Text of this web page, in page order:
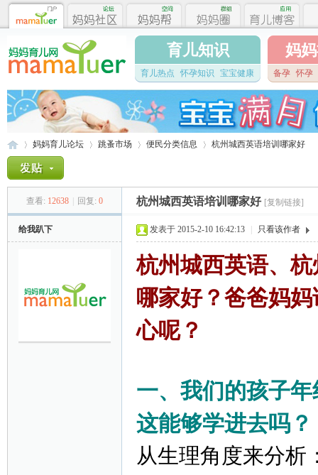
育儿知识
育儿热点 怀孕知识 宝宝健康
妈
备孕 怀孕
妈妈育儿论坛
›
跳蚤市场 便民分类信息
›
杭州城西英语培训哪家好
查看: 12638 回复: 0 杭州城西英语培训哪家好 [复制链接]
给我趴下 发表于 2015-2-10 16:42:13 只看该作者
杭州城西英语、
哪家好？爸爸妈
心呢？
一、我们的孩子
这能够学进去吗？
从生理角度来分析